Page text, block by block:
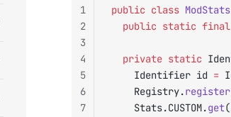
public class ModStats
	public
static final
	private
static
		Identifier id
=
		Registry.
register
		Stats.CUSTOM.
get
1
2
3
4
5
6
7